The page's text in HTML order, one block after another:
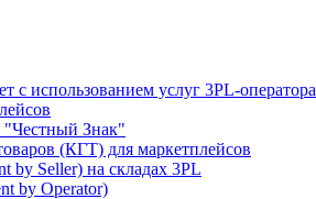
с использованием услуг 3PL-оператора
"Честный Знак"
(КГТ) для маркетплейсов
by Seller) на складах 3PL
by Operator)